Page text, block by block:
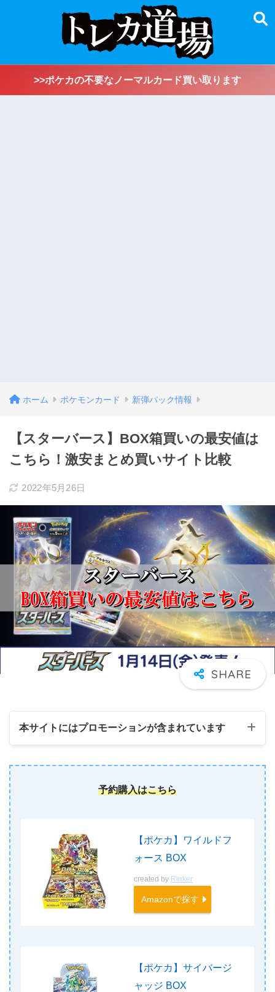
>>ポケカの不要なノーマルカード買い取ります
ホーム ポケモンカード 新弾パック情報
【スターバース】BOX箱買いの最安値は
こちら！激安まとめ買いサイト比較
2022年5月26日
本サイトにはプロモーションが含まれています
予約購入はこちら
【ポケカ】ワイルドフ
ォース BOX
created by Rinker
Amazonで探す
【ポケカ】サイバージ
ャッジ BOX